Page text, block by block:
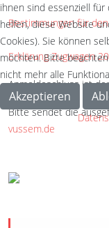
Bestimmungen für
Erklärung Zugwagen
Anmeldeschluss ist
Bitte sendet die
vussem.de
ihnen sind essenziell
helfen, diese Website
Cookies). Sie können
möchten. Bitte
nicht mehr alle
Akzeptieren